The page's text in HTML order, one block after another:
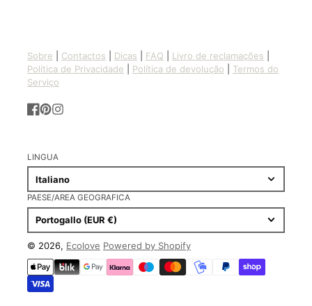
Sobre Contactos Dicas FAQ Livro de reclamações
Política de Privacidade
Política de devolução
Termos do
Serviço
LINGUA
Italiano
PAESE/AREA GEOGRAFICA
Portogallo (EUR €)
© 2026, Ecolove Powered by Shopify
Metodi
di
pagamento